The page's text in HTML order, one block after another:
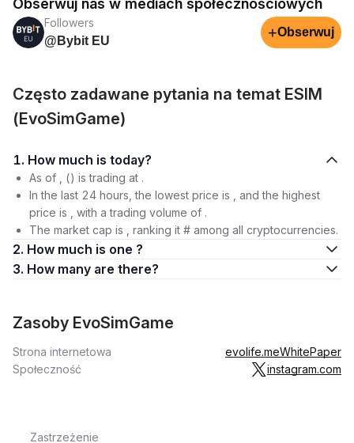
Obserwuj nas w mediach społecznościowych
Followers
@Bybit EU
+Obserwuj
Często zadawane pytania na temat ESIM
(EvoSimGame)
1. How much is today?
As of , () is trading at .
In the last 24 hours, the lowest price is , and the highest
price is , with a trading volume of .
The market cap is , ranking it # among all cryptocurrencies.
2. How much is one ?
3. How many are there?
Zasoby EvoSimGame
Strona internetowa evolife.meWhitePaper
Społeczność
instagram.com
Zastrzeżenie